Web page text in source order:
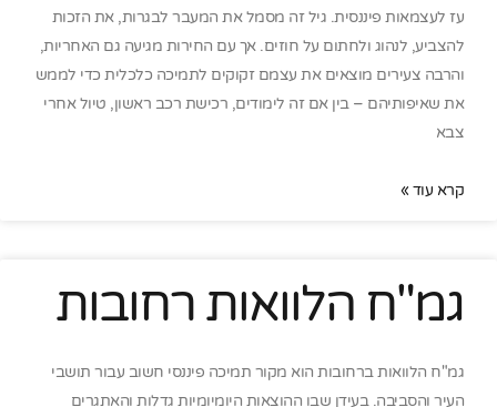
עז לעצמאות פיננסית. גיל זה מסמל את המעבר לבגרות, את הזכות
להצביע, לנהוג ולחתום על חוזים. אך עם החירות מגיעה גם האחריות,
והרבה צעירים מוצאים את עצמם זקוקים לתמיכה כלכלית כדי לממש
את שאיפותיהם – בין אם זה לימודים, רכישת רכב ראשון, טיול אחרי
צבא
קרא עוד »
גמ"ח הלוואות רחובות
גמ"ח הלוואות ברחובות הוא מקור תמיכה פיננסי חשוב עבור תושבי
העיר והסביבה. בעידן שבו ההוצאות היומיומיות גדלות והאתגרים